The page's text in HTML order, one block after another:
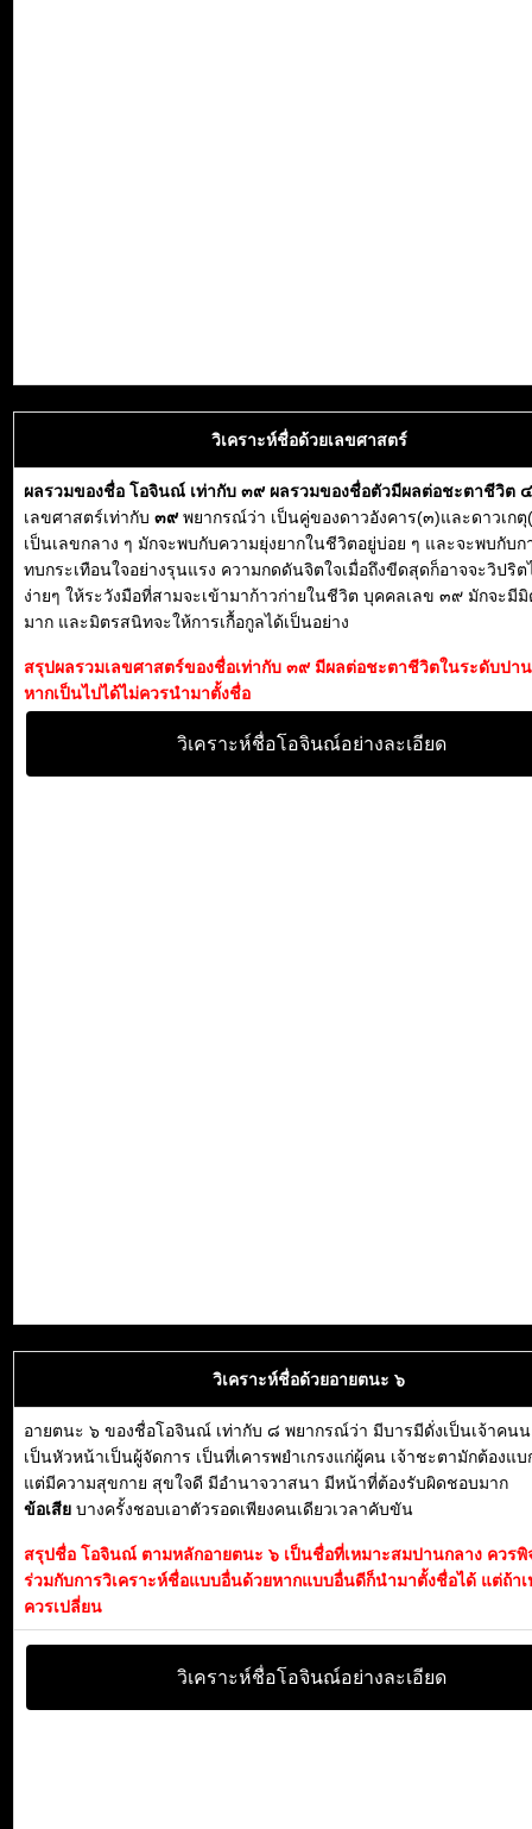
วิเคราะห์ชื่อด้วยเลขศาสตร์
ผลรวมของชื่อ โอจินณ์ เท่ากับ ๓๙ ผลรวมของชื่อตัวมีผลต่อชะตาชีวิต
เลขศาสตร์เท่ากับ ๓๙ พยากรณ์ว่า เป็นคู่ของดาวอังคาร(๓)และดาวเกตุ
เป็นเลขกลาง ๆ มักจะพบกับความยุ่งยากในชีวิตอยู่บ่อย ๆ และจะพบกับก
ทบกระเทือนใจอย่างรุนแรง ความกดดันจิตใจเมื่อถึงขีดสุดก็อาจจะวิปริต
ง่ายๆ ให้ระวังมือที่สามจะเข้ามาก้าวก่ายในชีวิต บุคคลเลข ๓๙ มักจะมี
มาก และมิตรสนิทจะให้การเกื้อกูลได้เป็นอย่าง
สรุปผลรวมเลขศาสตร์ของชื่อเท่ากับ ๓๙ มีผลต่อชะตาชีวิตในระดับปา
หากเป็นไปได้ไม่ควรนำมาตั้งชื่อ
วิเคราะห์ชื่อโอจินณ์อย่างละเอียด
วิเคราะห์ชื่อด้วยอายตนะ ๖
อายตนะ ๖ ของชื่อโอจินณ์ เท่ากับ ๘ พยากรณ์ว่า มีบารมีดั่งเป็นเจ้าคน
เป็นหัวหน้าเป็นผู้จัดการ เป็นที่เคารพยำเกรงแก่ผู้คน เจ้าชะตามักต้องแบ
แต่มีความสุขกาย สุขใจดี มีอำนาจวาสนา มีหน้าที่ต้องรับผิดชอบมาก
ข้อเสีย บางครั้งชอบเอาตัวรอดเพียงคนเดียวเวลาคับขัน
สรุปชื่อ โอจินณ์ ตามหลักอายตนะ ๖ เป็นชื่อที่เหมาะสมปานกลาง ควร
ร่วมกับการวิเคราะห์ชื่อแบบอื่นด้วยหากแบบอื่นดีก็นำมาตั้งชื่อได้ แต่ถ้า
ควรเปลี่ยน
วิเคราะห์ชื่อโอจินณ์อย่างละเอียด